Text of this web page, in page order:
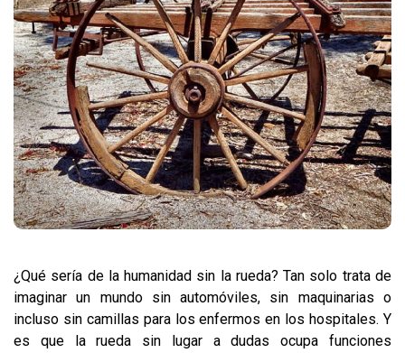
¿Qué sería de la humanidad sin la rueda? Tan solo trata de
imaginar un mundo sin automóviles, sin maquinarias o
incluso sin camillas para los enfermos en los hospitales. Y
es que la rueda sin lugar a dudas ocupa funciones